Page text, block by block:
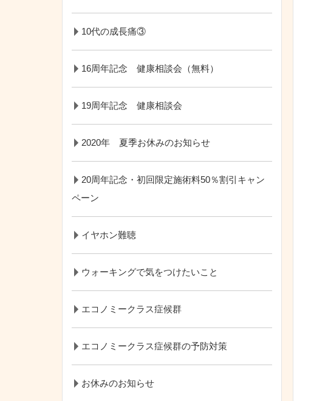
10代の成長痛③
16周年記念 健康相談会（無料）
19周年記念 健康相談会
2020年 夏季お休みのお知らせ
20周年記念・初回限定施術料50％割引キャン
ペーン
イヤホン難聴
ウォーキングで気をつけたいこと
エコノミークラス症候群
エコノミークラス症候群の予防対策
お休みのお知らせ